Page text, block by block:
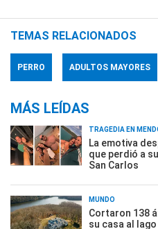
TEMAS RELACIONADOS
PERRO ADULTOS MAYORES
MÁS LEÍDAS
TRAGEDIA EN
La emotiva
que perdió a
San Carlos
MUNDO
Cortaron 138
su casa al